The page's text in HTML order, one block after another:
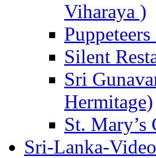
Viharaya )
Silent
Sri
Hermitage)
St. Mary’s
Sri-Lanka-